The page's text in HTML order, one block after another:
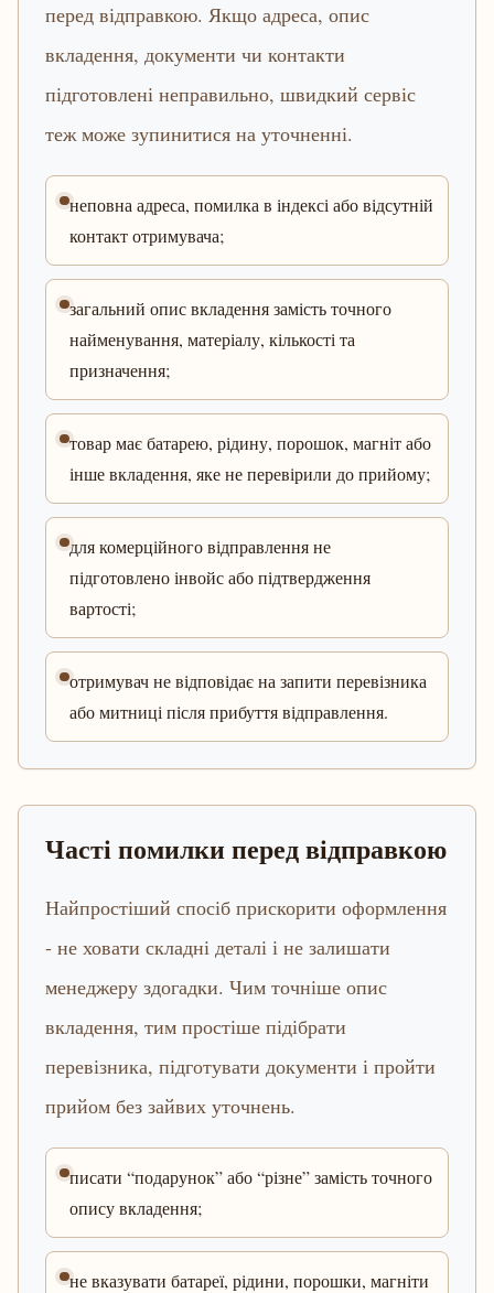
перед відправкою. Якщо адреса, опис
вкладення, документи чи контакти
підготовлені неправильно, швидкий сервіс
теж може зупинитися на уточненні.
неповна адреса, помилка в індексі або відсутній
контакт отримувача;
загальний опис вкладення замість точного
найменування, матеріалу, кількості та
призначення;
товар має батарею, рідину, порошок, магніт або
інше вкладення, яке не перевірили до прийому;
для комерційного відправлення не
підготовлено інвойс або підтвердження
вартості;
отримувач не відповідає на запити перевізника
або митниці після прибуття відправлення.
Часті помилки перед відправкою
Найпростіший спосіб прискорити оформлення
- не ховати складні деталі і не залишати
менеджеру здогадки. Чим точніше опис
вкладення, тим простіше підібрати
перевізника, підготувати документи і пройти
прийом без зайвих уточнень.
писати “подарунок” або “різне” замість точного
опису вкладення;
не вказувати батареї, рідини, порошки, магніти